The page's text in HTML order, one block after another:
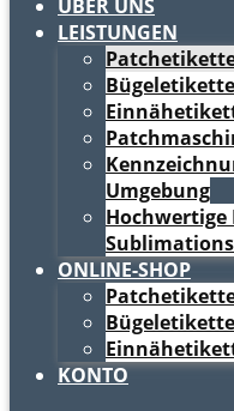
ÜBER UNS
LEISTUNGEN
Umgebung
Hochwertige
ONLINE-SHOP
KONTO